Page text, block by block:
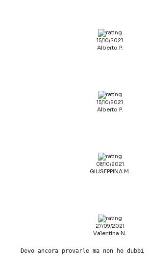
15/10/2021
Alberto P.
15/10/2021
Alberto P.
08/10/2021
GIUSEPPINA M.
27/09/2021
Valentina N.
Devo ancora provarle ma non ho dubbi